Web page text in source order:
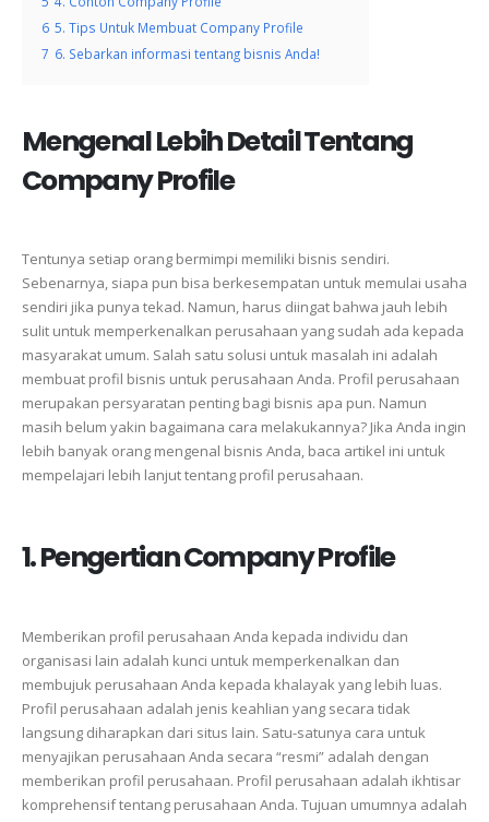
6 5. Tips Untuk Membuat Company Profile
7 6. Sebarkan informasi tentang bisnis Anda!
Mengenal Lebih Detail Tentang
Company Profile
Tentunya setiap orang bermimpi memiliki bisnis sendiri.
Sebenarnya, siapa pun bisa berkesempatan untuk memulai usaha
sendiri jika punya tekad. Namun, harus diingat bahwa jauh lebih
sulit untuk memperkenalkan perusahaan yang sudah ada kepada
masyarakat umum. Salah satu solusi untuk masalah ini adalah
membuat profil bisnis untuk perusahaan Anda. Profil perusahaan
merupakan persyaratan penting bagi bisnis apa pun. Namun
masih belum yakin bagaimana cara melakukannya? Jika Anda ingin
lebih banyak orang mengenal bisnis Anda, baca artikel ini untuk
mempelajari lebih lanjuttentang profil perusahaan.
1. Pengertian Company Profile
Memberikan profil perusahaan Anda kepada individu dan
organisasi lain adalah kunci untuk memperkenalkan dan
membujuk perusahaan Anda kepada khalayak yang lebih luas.
Profil perusahaan adalah jenis keahlian yang secara tidak
langsung diharapkan dari situs lain. Satu-satunya cara untuk
menyajikan perusahaan Anda secara “resmi” adalah dengan
memberikan profil perusahaan. Profil perusahaan adalah ikhtisar
komprehensiftentang perusahaan Anda. Tujuan umumnya adalah